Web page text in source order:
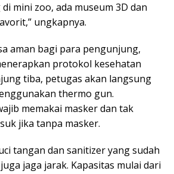
mini zoo, ada museum 3D dan
ungkapnya.
aman bagi para pengunjung,
protokol kesehatan
tiba, petugas akan langsung
thermo gun.
memakai masker dan tak
jika tanpa masker.
tangan dan sanitizer yang sudah
jaga jarak. Kapasitas mulai dari